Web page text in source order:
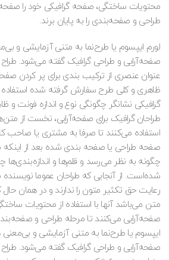
محتویات ساختگی، صفحه گرافیکی خود را
طراحی و صفحه‌بندی را به پایان برند.
لورم ایپسوم یا طرح‌نما به متنی آزمایشی و
صفحه‌آرایی و طراحی گرافیک گفته می‌شود. طراح
عنوان عنصری از ترکیب بندی برای پر کردن
ظاهری و کلی طرح سفارش گرفته شده استفاده
گرافیکی نشانگر چگونگی نوع و اندازه فونت و
طراحان گرافیک برای صفحه‌آرایی، نخست از
استفاده می‌کنند تا صرفا به مشتری یا صاحب
صفحه طراحی یا صفحه بندی شده بعد از اینکه
چگونه به نظر می‌رسد و قلم‌ها و اندازه‌بندی‌ها
شده‌است. از آنجایی که طراحان عموما
رعایت حق تکثیر متون را ندارند و در همان حال
متن می‌باشد آنها با استفاده از محتویات
صفحه‌آرایی می‌کنند تا مرحله طراحی و صفحه‌بندی
ایپسوم یا طرح‌نما به متنی آزمایشی و
صفحه‌آرایی و طراحی گرافیک گفته می‌شود. طراح